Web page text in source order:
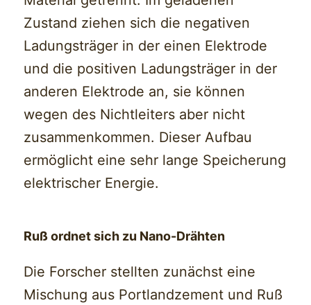
Zustand ziehen sich die negativen
Ladungsträger in der einen Elektrode
und die positiven Ladungsträger in der
anderen Elektrode an, sie können
wegen des Nichtleiters aber nicht
zusammenkommen. Dieser Aufbau
ermöglicht eine sehr lange Speicherung
elektrischer Energie.
Ruß ordnet sich zu Nano-Drähten
Die Forscher stellten zunächst eine
Mischung aus Portlandzement und Ruß